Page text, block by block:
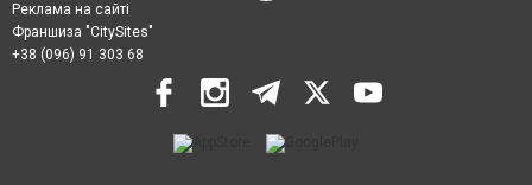
Реклама на сайті
Франшиза "CitySites"
+38 (096) 91 303 68